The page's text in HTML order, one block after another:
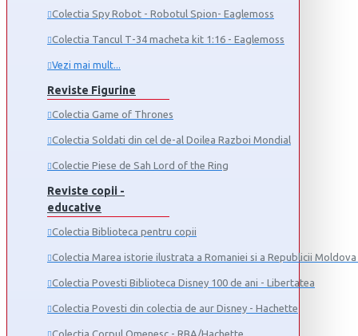
Colectia Spy Robot - Robotul Spion- Eaglemoss
Colectia Tancul Т-34 macheta kit 1:16 - Eaglemoss
Vezi mai mult...
Reviste Figurine
Colectia Game of Thrones
Colectia Soldati din cel de-al Doilea Razboi Mondial
Colectie Piese de Sah Lord of the Ring
Reviste copii -
educative
Colectia Biblioteca pentru copii
Colectia Marea istorie ilustrata a Romaniei si a Republicii
Colectia Povesti Biblioteca Disney 100 de ani - Libertatea
Colectia Povesti din colectia de aur Disney - Hachette
Colectia Corpul Omenesc - RBA/Hachette